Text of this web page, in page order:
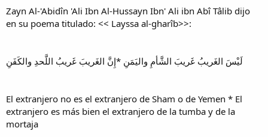
Zayn Al-'Abidîn 'Ali Ibn Al-Hussayn Ibn' Ali ibn Abî Tâlib dijo
en su poema titulado: << Layssa al-gharîb>>:
لَيْسَ الغَريبُ غَريبَ الشَّأمِ واليَمَنِ *إِنَّ الغَريبَ غَريبُ اللَّحدِ والكَفَنِ
El extranjero no es el extranjero de Sham o de Yemen * El
extranjero es más bien el extranjero de la tumba y de la
mortaja